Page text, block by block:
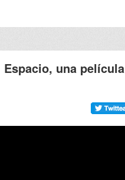
Espacio, una película